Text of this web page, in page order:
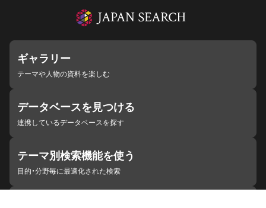
ギャラリー
テーマや人物の資料を楽しむ
データベースを見つける
連携しているデータベースを探す
テーマ別検索機能を使う
目的・分野毎に最適化された検索